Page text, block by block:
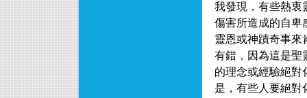
我發現，有些熱衷
傷害所造成的自卑
靈恩或神蹟奇事來
有錯，因為這是聖
的理念或經驗絕對
是，有些人要絕對